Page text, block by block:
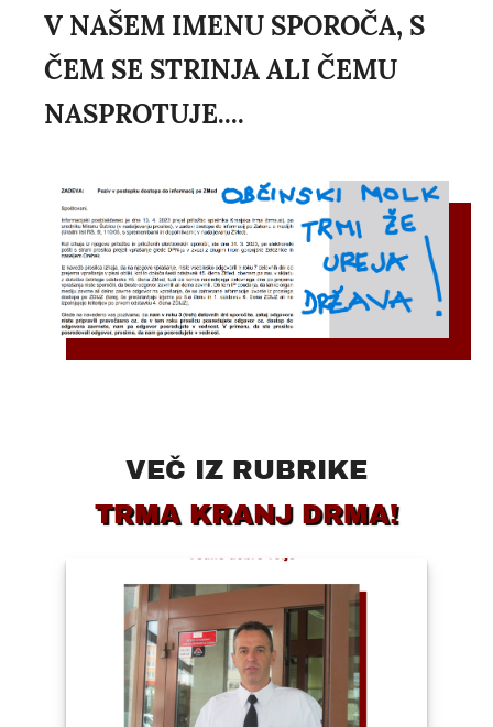
V NAŠEM IMENU SPOROČA, S
ČEM SE STRINJA ALI ČEMU
NASPROTUJE....
VEČ IZ RUBRIKE
TRMA KRANJ DRMA!